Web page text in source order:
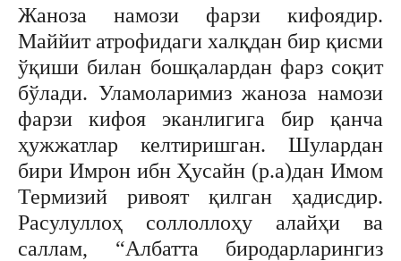
Жаноза намози фарзи кифоядир.
Маййит атрофидаги халқдан бир қисми
ўқиши билан бошқалардан фарз соқит
бўлади. Уламоларимиз жаноза намози
фарзи кифоя эканлигига бир қанча
ҳужжатлар келтиришган. Шулардан
бири Имрон ибн Ҳусайн (р.а)дан Имом
Термизий ривоят қилган ҳадисдир.
Расулуллоҳ соллоллоҳу алайҳи ва
саллам, “Албатта биродарларингиз